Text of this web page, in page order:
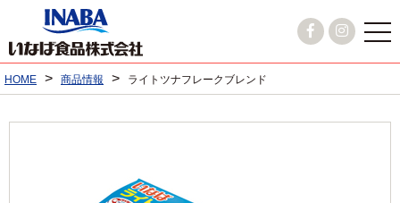
HOME > 商品情報 > ライトツナフレークブレンド